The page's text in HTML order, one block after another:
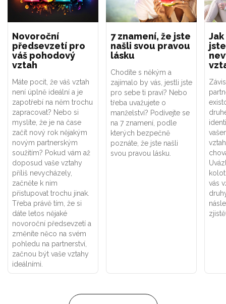
Novoroční
předsevzetí pro
váš pohodový
vztah
Máte pocit, že váš vztah
není úplně ideální a je
zapotřebí na něm trochu
zapracovat? Nebo si
myslíte, že je na čase
začít nový rok nějakým
novým partnerským
soužitím? Pokud vám až
doposud vaše vztahy
příliš nevycházely,
začněte k nim
přistupovat trochu jinak.
Třeba právě tím, že si
dáte letos nějaké
novoroční předsevzetí a
změníte něco na svém
pohledu na partnerství,
začnou být vaše vztahy
ideálními.
7 znamení, že jste
našli svou pravou
lásku
Chodíte s někým a
zajímalo by vás, jestli jste
pro sebe ti praví? Nebo
třeba uvažujete o
manželství? Podívejte se
na 7 znamení, podle
kterých bezpečně
poznáte, že jste našli
svou pravou lásku.
vás